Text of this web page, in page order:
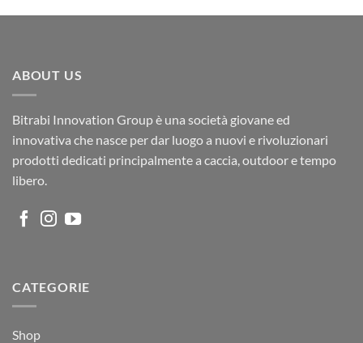
originaleattuale
ABOUT US
Bitrabi Innovation Group è una società giovane ed
innovativa che nasce per dar luogo a nuovi e rivoluzionari
prodotti dedicati principalmente a caccia, outdoor e tempo
libero.
CATEGORIE
Shop